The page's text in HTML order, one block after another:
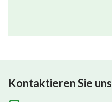
Kontaktieren Sie uns